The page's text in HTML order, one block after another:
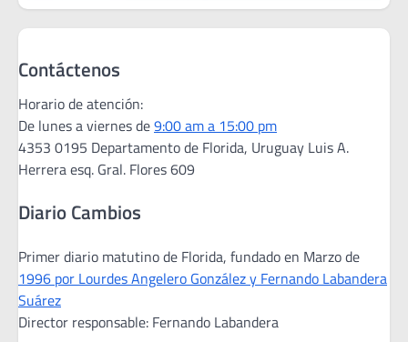
Contáctenos
Horario de atención:
De lunes a viernes de9:00 am a 15:00 pm
4353 0195 Departamento de Florida, Uruguay Luis A.
Herrera esq. Gral. Flores 609
Diario Cambios
Primer diario matutino de Florida, fundado en Marzo de
1996 por Lourdes Angelero González y Fernando Labandera
Suárez
Director responsable: Fernando Labandera